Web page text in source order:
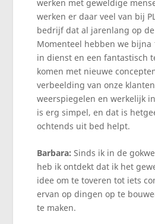
werken met geweldige
werken er daar veel van bij
bedrijf dat al jarenlang op
Momenteel hebben we bijna
in dienst en een fantastisch
komen met nieuwe
verbeelding van onze
weerspiegelen en werkelijk
is erg simpel, en dat is
ochtends uit bed helpt.
Barbara:Sinds ik in de
heb ik ontdekt dat ik het
idee om te toveren tot iets
ervan op dingen op te
te maken.